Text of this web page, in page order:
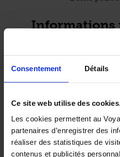
Consentement Détails
Ce site web utilise des
Les cookies permettent au
partenaires d’enregistrer des
réaliser des statistiques de
contenus et publicités
Informations
Carte des plats mini-
Accès à la salle et aux
mobilité
(source :